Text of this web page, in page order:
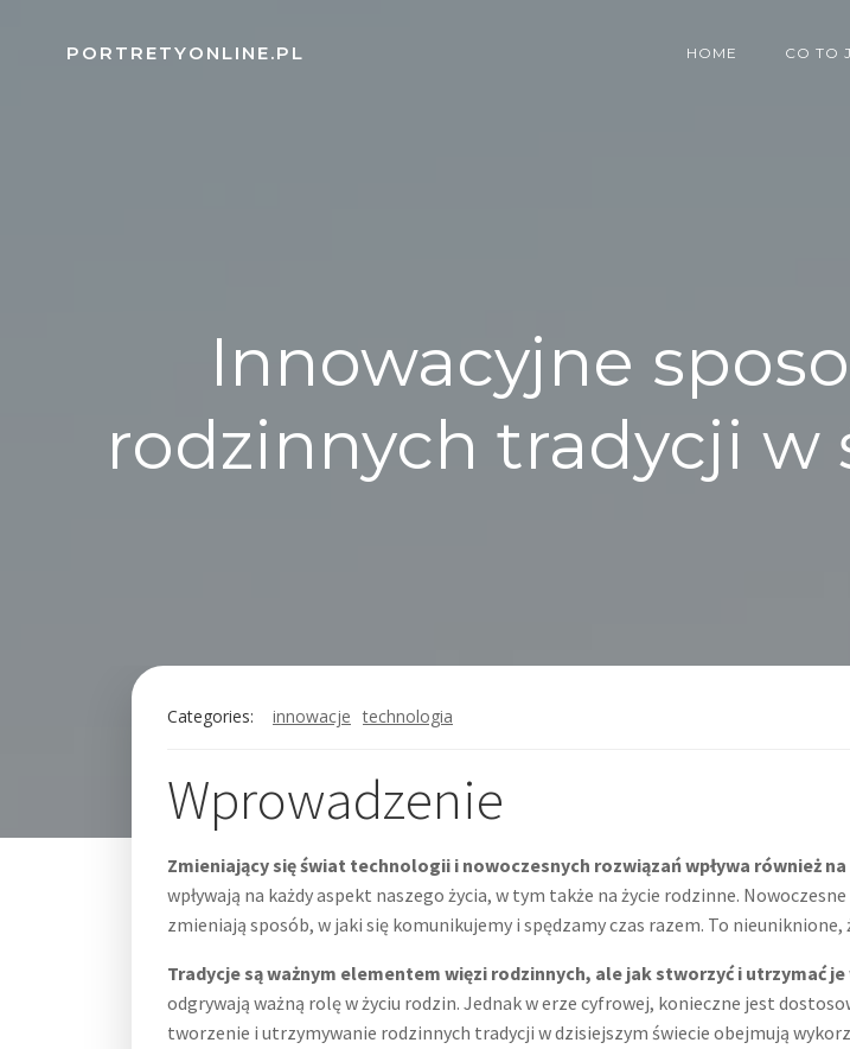
PORTRETYONLINE.PL HOME CO TO
Innowacyjne
rodzinnych tradycji
Categories: innowacje technologia
Wprowadzenie
Zmieniający się świat technologii i nowoczesnych rozwiązań wpływa również
wpływają na każdy aspekt naszego życia, w tym także na życie rodzinne.
zmieniają sposób, w jaki się komunikujemy i spędzamy czas razem. To
Tradycje są ważnym elementem więzi rodzinnych, ale jak stworzyć i utrzymać
odgrywają ważną rolę w życiu rodzin. Jednak w erze cyfrowej, konieczne jest
tworzenie i utrzymywanie rodzinnych tradycji w dzisiejszym świecie obejmują